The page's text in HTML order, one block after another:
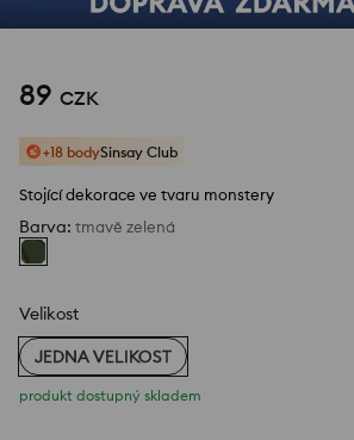
89 CZK
+18 bodySinsay Club
Stojící dekorace ve tvaru monstery
Barva: tmavě zelená
Velikost
JEDNA VELIKOST
produkt dostupný skladem